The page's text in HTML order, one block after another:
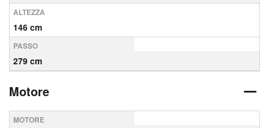
ALTEZZA
146 cm
PASSO
279 cm
Motore
MOTORE